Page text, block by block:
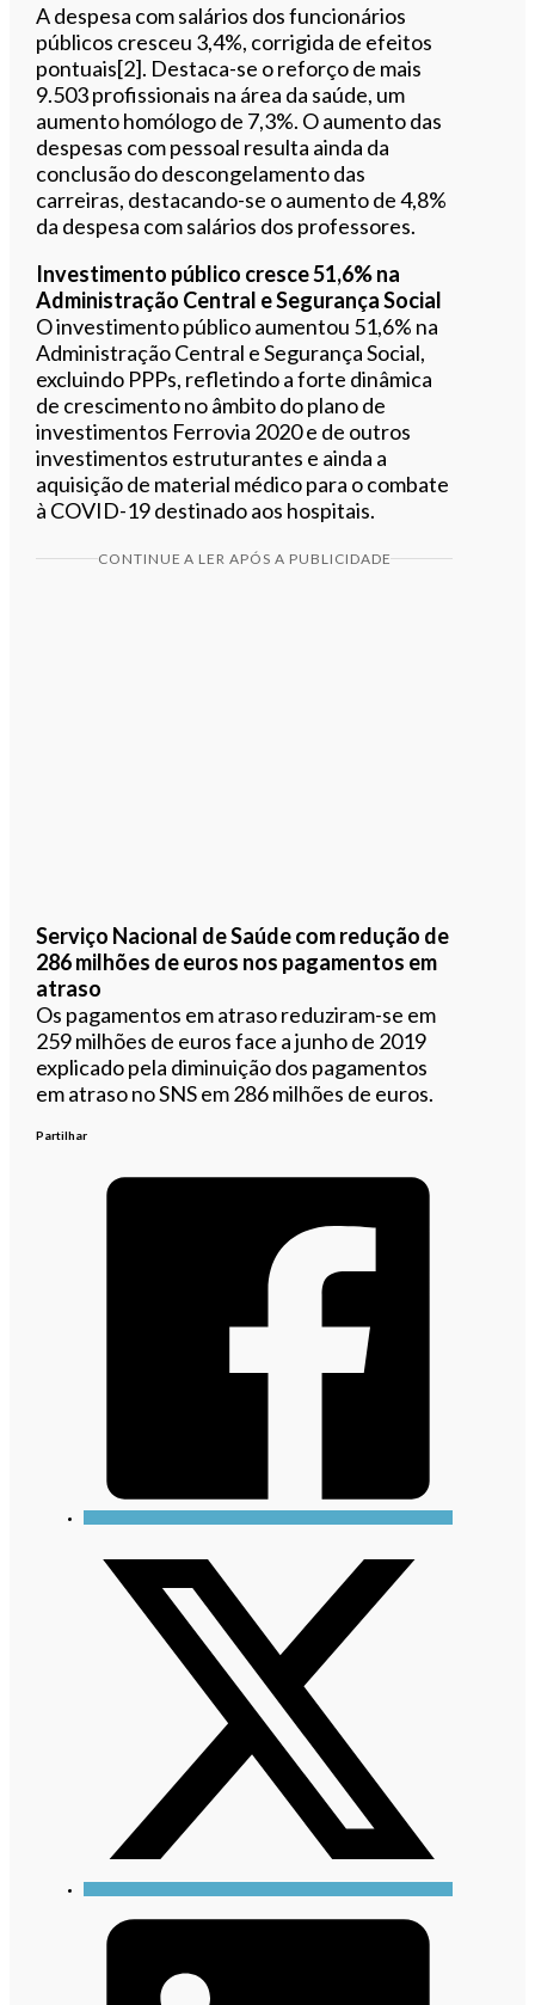
A despesa com salários dos funcionários
públicos cresceu 3,4%, corrigida de efeitos
pontuais[2]. Destaca-se o reforço de mais
9.503 profissionais na área da saúde, um
aumento homólogo de 7,3%. O aumento das
despesas com pessoal resulta ainda da
conclusão do descongelamento das
carreiras, destacando-se o aumento de 4,8%
da despesa com salários dos professores.
Investimento público cresce 51,6% na
Administração Central e Segurança Social
O investimento público aumentou 51,6% na
Administração Central e Segurança Social,
excluindo PPPs, refletindo a forte dinâmica
de crescimento no âmbito do plano de
investimentos Ferrovia 2020 e de outros
investimentos estruturantes e ainda a
aquisição de material médico para o combate
à COVID-19 destinado aos hospitais.
CONTINUE A LER APÓS A PUBLICIDADE
Serviço Nacional de Saúde com redução de
286 milhões de euros nos pagamentos em
atraso
Os pagamentos em atraso reduziram-se em
259 milhões de euros face a junho de 2019
explicado pela diminuição dos pagamentos
em atraso no SNS em 286 milhões de euros.
Partilhar